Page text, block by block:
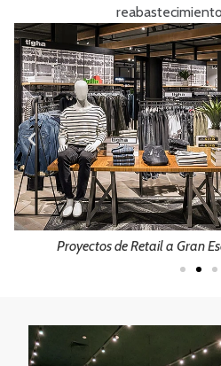
Proyectos de Retail a Gran